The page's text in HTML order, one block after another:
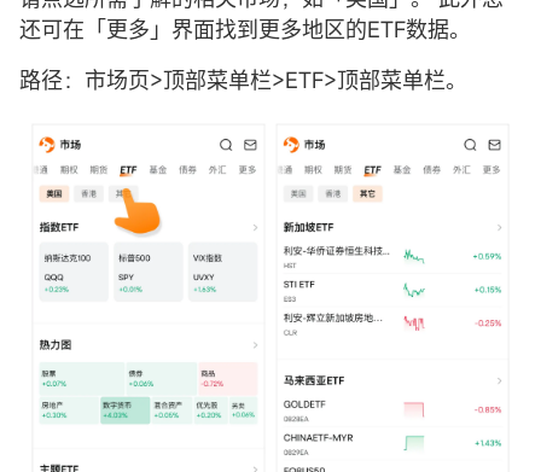
还可在「更多」界面找到更多地区的ETF数据。
路径：市场页>顶部菜单栏>ETF>顶部菜单栏。